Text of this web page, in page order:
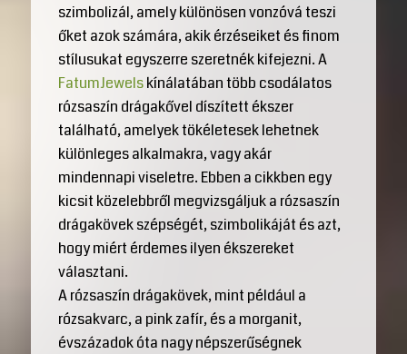
szimbolizál, amely különösen vonzóvá teszi
őket azok számára, akik érzéseiket és finom
stílusukat egyszerre szeretnék kifejezni. A
FatumJewelskínálatában több csodálatos
rózsaszín drágakővel díszített ékszer
található, amelyek tökéletesek lehetnek
különleges alkalmakra, vagy akár
mindennapi viseletre. Ebben a cikkben egy
kicsit közelebbről megvizsgáljuk a rózsaszín
drágakövek szépségét, szimbolikáját és azt,
hogy miért érdemes ilyen ékszereket
választani.
A rózsaszín drágakövek, mint például a
rózsakvarc, a pink zafír, és a morganit,
évszázadok óta nagy népszerűségnek